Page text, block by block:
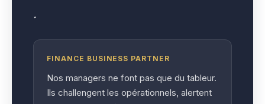
.
FINANCE BUSINESS PARTNER
Nos managers ne font pas que du tableur.
Ils challengent les opérationnels, alertent